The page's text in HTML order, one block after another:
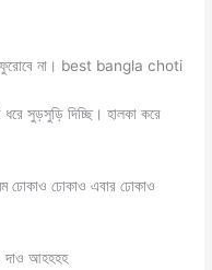
ফুরোবে না। best bangla choti
ধরে সুড়সুড়ি দিচ্ছি। হালকা করে
ঢোকাও ঢোকাও এবার ঢোকাও
দাও আহহহহ